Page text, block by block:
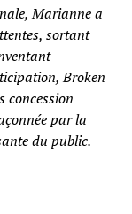
Marianne a
sortant
Broken
concession
par la
du public.